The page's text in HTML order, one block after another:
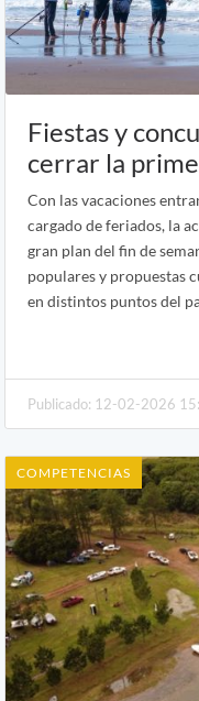
Fiestas y
cerrar la
Con las vacaciones
cargado de feriados, la
gran plan del fin de
populares y propuestas
en distintos puntos del
Publicado: 12-02-2026
COMPETENCIAS